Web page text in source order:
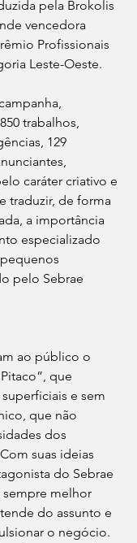
pela Brokolis
vencedora
Profissionais
Leste-Oeste.
trabalhos,
129
caráter criativo e
traduzir, de forma
a importância
especializado
pelo Sebrae
ao público o
que
e sem
que não
dos
suas ideias
do Sebrae
sempre melhor
do assunto e
o negócio.